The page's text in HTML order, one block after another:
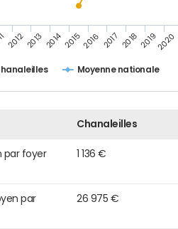
Moyenne nationale
20122013 201420152016 2017 201820192020
Chanaleilles
par foyer
1 136 €
par
26 975 €